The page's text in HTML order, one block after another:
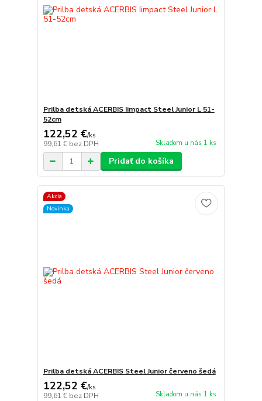
Prilba detská ACERBIS Iimpact Steel Junior L 51-
52cm
122,52 €/ks
99,61 € bez DPH Skladom u nás 1 ks
Pridať do košíka
Akcia
Novinka
Prilba detská ACERBIS Steel Junior červeno šedá
122,52 €/ks
99,61 € bez DPH Skladom u nás 1 ks